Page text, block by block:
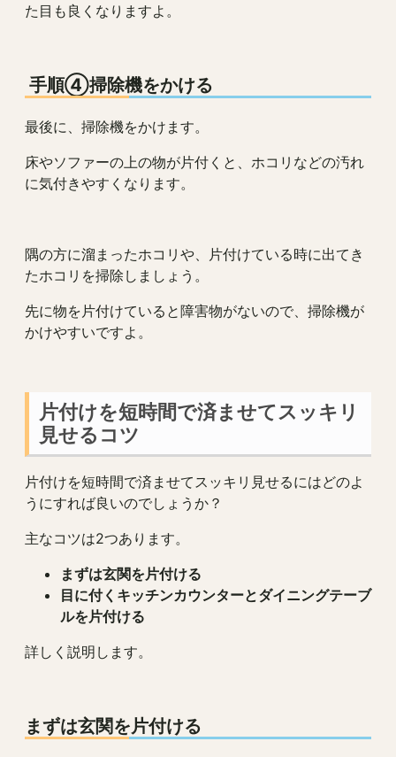
た目も良くなりますよ。
手順④掃除機をかける
最後に、掃除機をかけます。
床やソファーの上の物が片付くと、ホコリなどの汚れ
に気付きやすくなります。
隅の方に溜まったホコリや、片付けている時に出てき
たホコリを掃除しましょう。
先に物を片付けていると障害物がないので、掃除機が
かけやすいですよ。
片付けを短時間で済ませてスッキリ
見せるコツ
片付けを短時間で済ませてスッキリ見せるにはどのよ
うにすれば良いのでしょうか？
主なコツは2つあります。
まずは玄関を片付ける
目に付くキッチンカウンターとダイニングテーブ
ルを片付ける
詳しく説明します。
まずは玄関を片付ける